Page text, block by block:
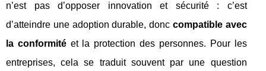
n’est pas d’opposer innovation et sécurité : c’est
d’atteindre une adoption durable, donc compatible avec
la conformitéet la protection des personnes. Pour les
entreprises, cela se traduit souvent par une question